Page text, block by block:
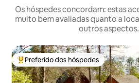
Os hóspedes concordam: estas
muito bem avaliadas quanto a
outros aspectos.
Entre os melhores preferidos dos
Preferido dos hóspedes